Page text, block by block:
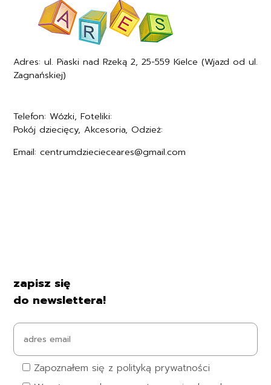
Adres: ul. Piaski nad Rzeką 2, 25-559 Kielce (Wjazd od ul.
Zagnańskiej)
Telefon: Wózki, Foteliki:
Pokój dziecięcy, Akcesoria, Odzież:
Email: centrumdziecieceares@gmail.com
zapisz się
do newslettera!
Zapoznałem się z polityką prywatności